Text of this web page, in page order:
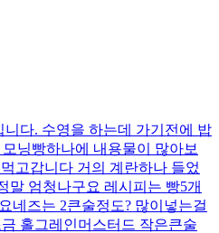
다. 수영을 하는데 가기전에 밥
닝빵하나에 내용물이 많아보
고갑니다 거의 계란하나 들었
말 엄청나구요 레시피는 빵5개
네즈는 2큰술정도? 많이넣는걸
홀그레인머스터드 작은큰술